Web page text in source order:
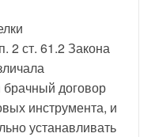
2 ст. 61.2 Закона
договор
инструмента, и
устанавливать